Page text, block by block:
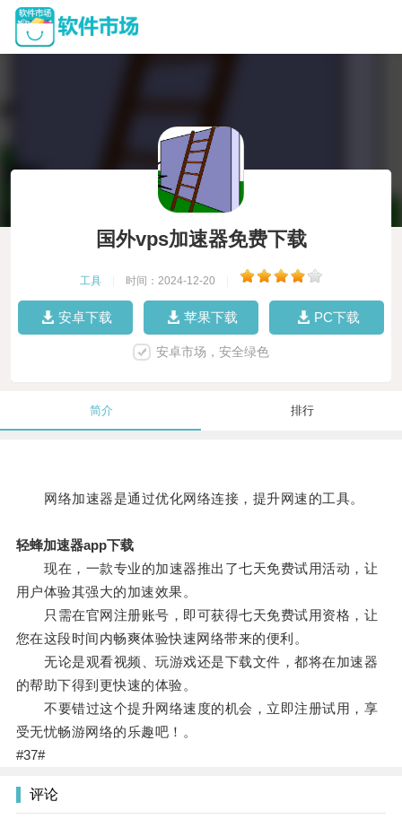
国外vps加速器免费下载
工具 时间：2024-12-20
安卓下载 苹果下载 PC下载
安卓市场，安全绿色
简介 排行
网络加速器是通过优化网络连接，提升网速的工具。
轻蜂加速器app下载
现在，一款专业的加速器推出了七天免费试用活动，让
用户体验其强大的加速效果。
只需在官网注册账号，即可获得七天免费试用资格，让
您在这段时间内畅爽体验快速网络带来的便利。
无论是观看视频、玩游戏还是下载文件，都将在加速器
的帮助下得到更快速的体验。
不要错过这个提升网络速度的机会，立即注册试用，享
受无忧畅游网络的乐趣吧！。
#37#
评论